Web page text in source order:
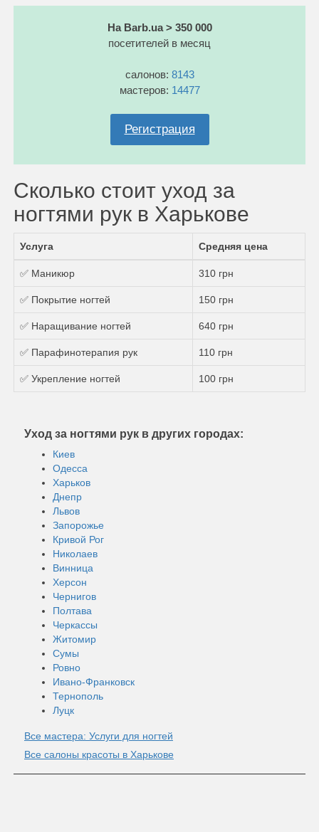
На Barb.ua > 350 000
посетителей в месяц
салонов: 8143
мастеров: 14477
Регистрация
Сколько стоит уход за
ногтями рук в Харькове
Услуга Средняя цена
✅ Маникюр 310 грн
✅ Покрытие ногтей 150 грн
✅ Наращивание ногтей 640 грн
✅ Парафинотерапия рук 110 грн
✅ Укрепление ногтей 100 грн
Уход за ногтями рук в других городах:
Киев
Одесса
Харьков
Днепр
Львов
Запорожье
Кривой Рог
Николаев
Винница
Херсон
Чернигов
Полтава
Черкассы
Житомир
Сумы
Ровно
Ивано-Франковск
Тернополь
Луцк
Все мастера: Услуги для ногтей
Все салоны красоты в Харькове